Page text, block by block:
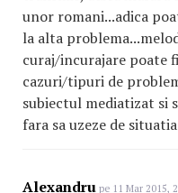
unor romani...adica
la alta
curaj/incurajare poate
cazuri/tipuri de
subiectul mediatizat si
fara sa uzeze de
Alexandru pe 11 Mar 2015,